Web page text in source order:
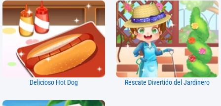
Delicioso Hot Dog Rescate Divertido del Jardinero